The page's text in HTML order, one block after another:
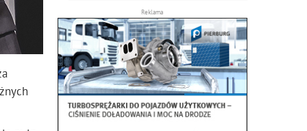
Reklama